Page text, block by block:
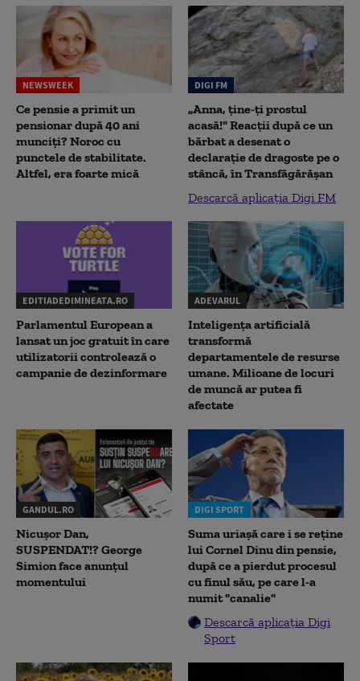
NEWSWEEK
Ce pensie a primit un
pensionar după 40 ani
munciți? Noroc cu
punctele de stabilitate.
Altfel, era foarte mică
DIGI FM
„Anna, ţine-ţi prostul
acasă!" Reacţii după ce un
bărbat a desenat o
declaraţie de dragoste pe o
stâncă, în Transfăgărăşan
Descarcă aplicația Digi FM
EDITIADEDIMINEATA.RO
Parlamentul European a
lansat un joc gratuit în care
utilizatorii controlează o
campanie de dezinformare
ADEVARUL
Inteligența artificială
transformă
departamentele de resurse
umane. Milioane de locuri
de muncă ar putea fi
afectate
GANDUL.RO
Nicușor Dan,
SUSPENDAT!? George
Simion face anunțul
momentului
DIGI SPORT
Suma uriașă care i se reține
lui Cornel Dinu din pensie,
după ce a pierdut procesul
cu finul său, pe care l-a
numit "canalie"
Descarcă aplicația Digi
Sport